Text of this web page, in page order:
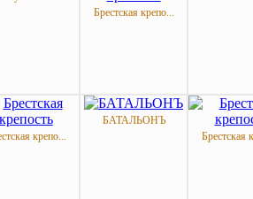
Брестская крепо...
крепо...
БАТАЛЬОНЪ
Брестская